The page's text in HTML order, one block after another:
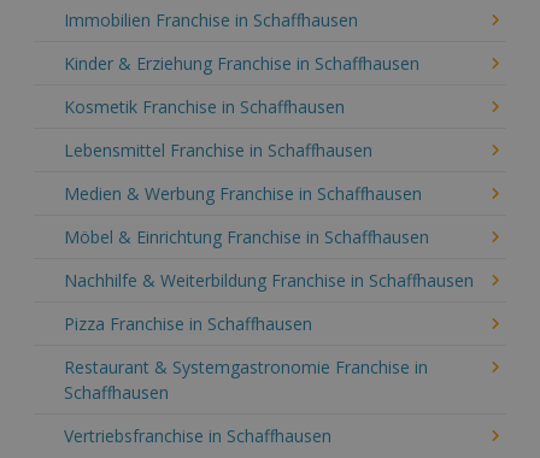
Immobilien Franchise in Schaffhausen
Kinder & Erziehung Franchise in Schaffhausen
Kosmetik Franchise in Schaffhausen
Lebensmittel Franchise in Schaffhausen
Medien & Werbung Franchise in Schaffhausen
Möbel & Einrichtung Franchise in Schaffhausen
Nachhilfe & Weiterbildung Franchise in Schaffhausen
Pizza Franchise in Schaffhausen
Restaurant & Systemgastronomie Franchise in
Schaffhausen
Vertriebsfranchise in Schaffhausen